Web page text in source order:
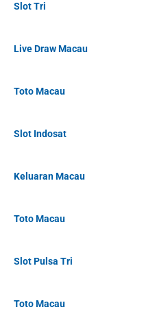
Slot Tri
Live Draw Macau
Toto Macau
Slot Indosat
Keluaran Macau
Toto Macau
Slot Pulsa Tri
Toto Macau